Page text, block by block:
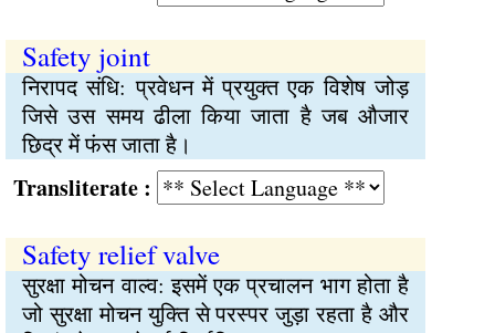
Safety joint
निरापद संधि: प्रवेधन में प्रयुक्त एक विशेष जोड़
जिसे उस समय ढीला किया जाता है जब औजार
छिद्र में फंस जाता है।
:
Safety relief valve
सुरक्षा मोचन वाल्व: इसमें एक प्रचालन भाग होता है
जो सुरक्षा मोचन युक्ति से परस्पर जुड़ा रहता है और